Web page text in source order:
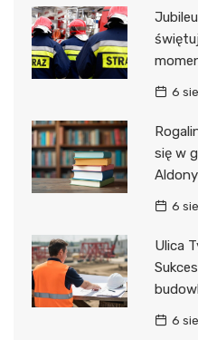
6
się w
6
Ulica
6